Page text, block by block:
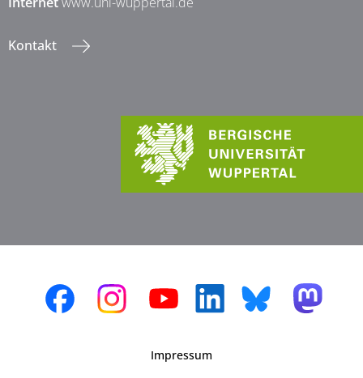
Kontakt
Impressum